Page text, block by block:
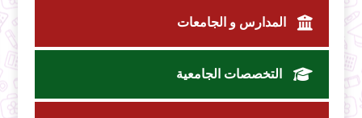
المدارس و الجامعات
التخصصات الجامعية